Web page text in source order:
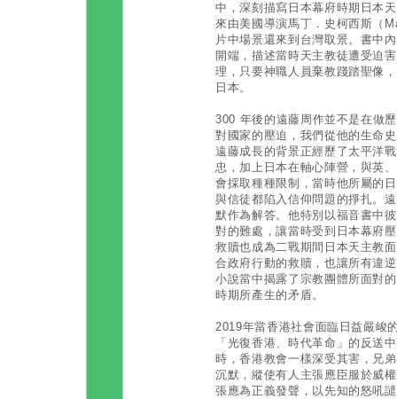
中，深刻描寫日本幕府時期日本
來由美國導演馬丁．史柯西斯（
片中場景還來到台灣取景。書中
開端，描述當時天主教徒遭受迫
理，只要神職人員棄教踐踏聖像
日本。
300 年後的遠藤周作並不是在做
對國家的壓迫，我們從他的生命
遠藤成長的背景正經歷了太平洋
忠，加上日本在軸心陣營，與英
會採取種種限制，當時他所屬的
與信徒都陷入信仰問題的掙扎。
默作為解答。他特別以福音書中
對的難處，讓當時受到日本幕府
救贖也成為二戰期間日本天主教
合政府行動的救贖，也讓所有違
小說當中揭露了宗教團體所面對
時期所產生的矛盾。
2019年當香港社會面臨日益嚴峻
「光復香港、時代革命」的反送
時，香港教會一樣深受其害，兄
沉默，縱使有人主張應臣服於威
張應為正義發聲，以先知的怒吼